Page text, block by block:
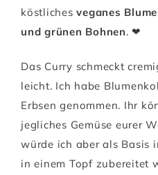
köstlichesveganes
und grünen Bohnen. ❤
Das Curry schmeckt
leicht. Ich habe
Erbsen genommen. Ihr
jegliches Gemüse eurer
würde ich aber als Basis
in einem Topf zubereitet